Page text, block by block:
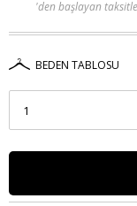
'den başlayan
BEDEN TABLOSU